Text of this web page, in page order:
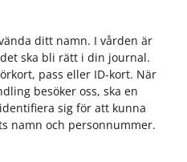
ditt namn. I vården är
ska bli rätt i din journal.
pass eller ID-kort. När
besöker oss, ska en
sig för att kunna
namn och personnummer.